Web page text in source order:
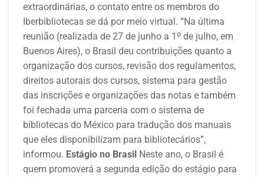
extraordinárias, o contato entre os membros do
Iberbibliotecas se dá por meio virtual. “Na última
reunião (realizada de 27 de junho a 1º de julho, em
Buenos Aires), o Brasil deu contribuições quanto a
organização dos cursos, revisão dos regulamentos,
direitos autorais dos cursos, sistema para gestão
das inscrições e organizações das notas e também
foi fechada uma parceria com o sistema de
bibliotecas do México para tradução dos manuais
que eles disponibilizam para bibliotecários”,
informou. Estágio no Brasil Neste ano, o Brasil é
quem promoverá a segunda edição do estágio para